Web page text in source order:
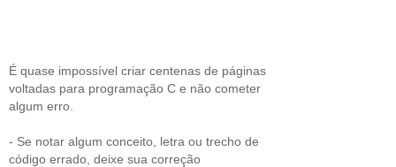
É quase impossível criar centenas de páginas
voltadas para programação C e não cometer
algum erro.
- Se notar algum conceito, letra ou trecho de
código errado, deixe sua correção